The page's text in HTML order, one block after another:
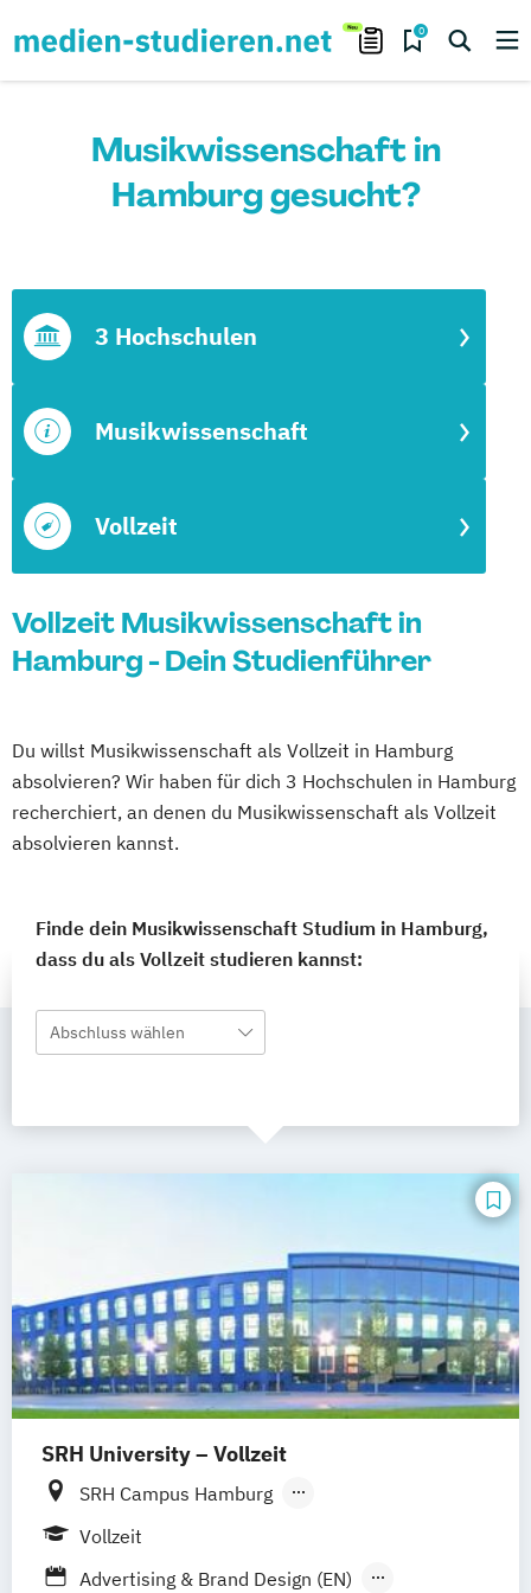
0
Musikwissenschaft in
Hamburg gesucht?
Vollzeit
Musikwissenschaft
3 Hochschulen
Vollzeit Musikwissenschaft in
Hamburg - Dein Studienführer
Du willst Musikwissenschaft als Vollzeit in Hamburg
absolvieren? Wir haben für dich 3 Hochschulen in Hamburg
recherchiert, an denen du Musikwissenschaft als Vollzeit
absolvieren kannst.
Finde dein Musikwissenschaft Studium in Hamburg,
dass du als Vollzeit studieren kannst:
Abschluss wählen
SRH University – Vollzeit
SRH Campus Hamburg
SRH Campus Heidelberg
Vollzeit
Advertising & Brand Design (EN)